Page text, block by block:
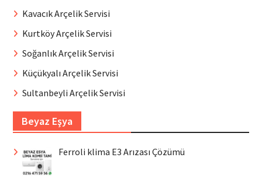
Kavacık Arçelik Servisi
Kurtköy Arçelik Servisi
Soğanlık Arçelik Servisi
Küçükyalı Arçelik Servisi
Sultanbeyli Arçelik Servisi
Beyaz Eşya
Ferroli klima E3 Arızası Çözümü